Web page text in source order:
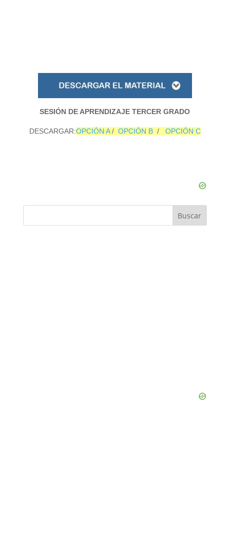
SESIÓN DE APRENDIZAJE TERCER GRADO
DESCARGAR:OPCIÓN A/ OPCIÓN B/ OPCIÓN C